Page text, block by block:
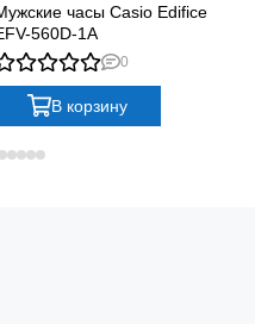
часы Casio Edifice
560D-1A
0
В корзину